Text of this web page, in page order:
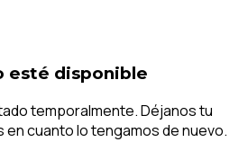
esté disponible
temporalmente. Déjanos tu
cuanto lo tengamos de nuevo.